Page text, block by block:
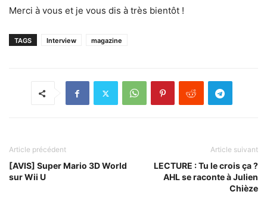
Merci à vous et je vous dis à très bientôt !
TAGS Interview magazine
Article précédent
[AVIS] Super Mario 3D World
sur Wii U
Article suivant
LECTURE : Tu le crois ça ?
AHL se raconte à Julien
Chièze